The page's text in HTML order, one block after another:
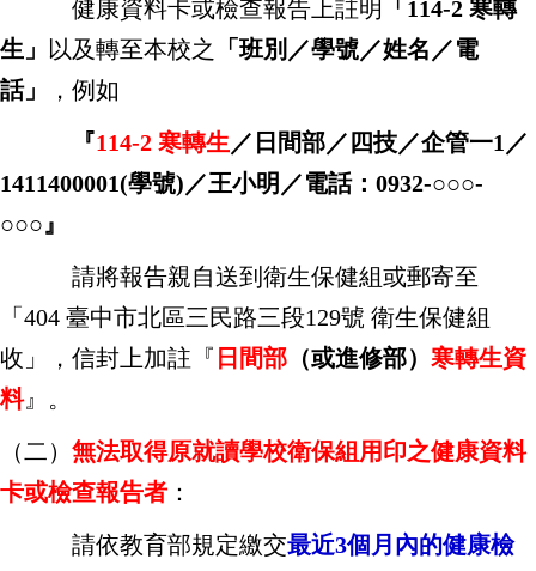
健康資料卡或檢查報告上註明
「114-2 寒轉
生」
以及轉至本校之
「班別／學號／姓名／電
話」
，例如
『114-2 寒轉生 ／日間部／四技／企管一1／
1411400001(學號)／王小明／電話：0932-○○○-
○○○』
請將報告親自送到衛生保健組或郵寄至
「404 臺中市北區三民路三段129號 衛生保健組
收」， 信封上加註『 日間部 （或進修部） 寒轉生資
料』。
（二） 無法取得原就讀學校衛保組用印之健康資料
卡或檢查報告者 ：
請依教育部規定繳交最近3個月內的健康檢